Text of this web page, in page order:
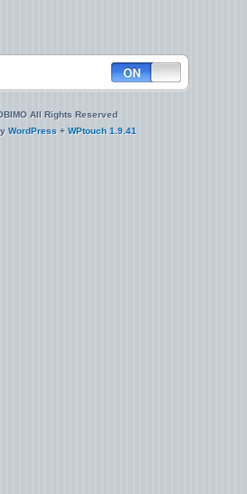
All Rights Reserved
WordPress + WPtouch 1.9.41